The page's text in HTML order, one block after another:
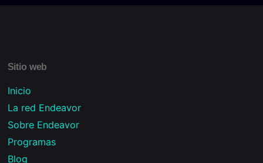
Sitio web
Inicio
La red Endeavor
Sobre Endeavor
Programas
Blog